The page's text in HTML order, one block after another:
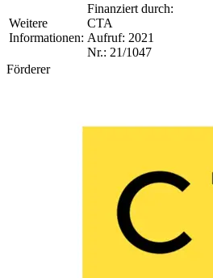
Weitere
Informationen:
Finanziert durch:
CTA
Aufruf: 2021
Nr.: 21/1047
Förderer